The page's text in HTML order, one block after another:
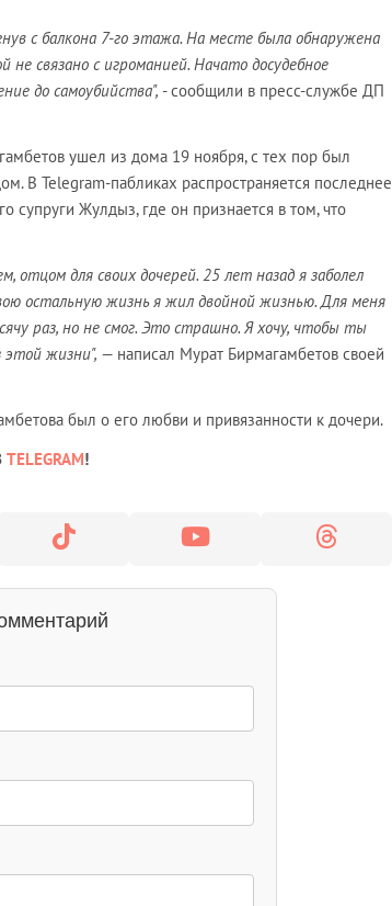
с балкона 7-го этажа. На месте была обнаружена
связано с игроманией. Начато досудебное
до самоубийства", - сообщили в пресс-службе ДП
ушел из дома 19 ноября, с тех пор был
В Telegram-пабликах распространяется последнее
супруги Жулдыз, где он признается в том, что
для своих дочерей. 25 лет назад я заболел
остальную жизнь я жил двойной жизнью. Для меня
раз, но не смог. Это страшно. Я хочу, чтобы ты
этой жизни", — написал Мурат Бирмагамбетов своей
был о его любви и привязанности к дочери.
TELEGRAM!